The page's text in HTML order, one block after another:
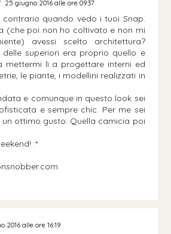
25 giugno 2016 alle ore 09:37
contrario quando vedo i tuoi Snap.
(che poi non ho coltivato e non mi
avessi scelto architettura?
delle superiori era proprio quello e
mettermi lì a progettare interni ed
le piante, i modellini realizzati in
e comunque in questo look sei
e sempre chic. Per me sei
ottimo gusto. Quella camicia poi
:*
2016 alle ore 16:19